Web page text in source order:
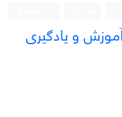
و یادگیری